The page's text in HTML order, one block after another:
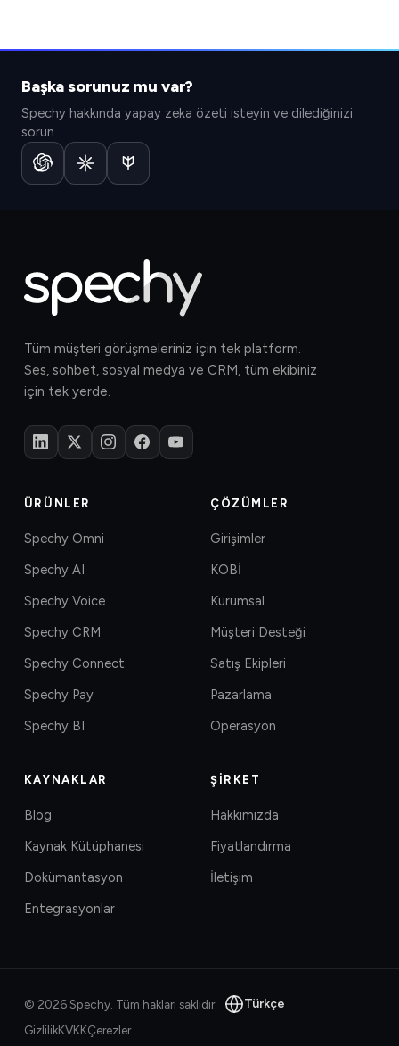
Başka sorunuz mu var?
Spechy hakkında yapay zeka özeti isteyin ve dilediğinizi
sorun
Tüm müşteri görüşmeleriniz için tek platform.
Ses, sohbet, sosyal medya ve CRM, tüm ekibiniz
için tek yerde.
ÜRÜNLER
Spechy Omni
Spechy AI
Spechy Voice
Spechy CRM
Spechy Connect
Spechy Pay
Spechy BI
ÇÖZÜMLER
Girişimler
KOBİ
Kurumsal
Müşteri Desteği
Satış Ekipleri
Pazarlama
Operasyon
KAYNAKLAR
Blog
Kaynak Kütüphanesi
Dokümantasyon
Entegrasyonlar
ŞIRKET
Hakkımızda
Fiyatlandırma
İletişim
© 2026Spechy. Tüm hakları saklıdır. Türkçe
GizlilikKVKKÇerezler